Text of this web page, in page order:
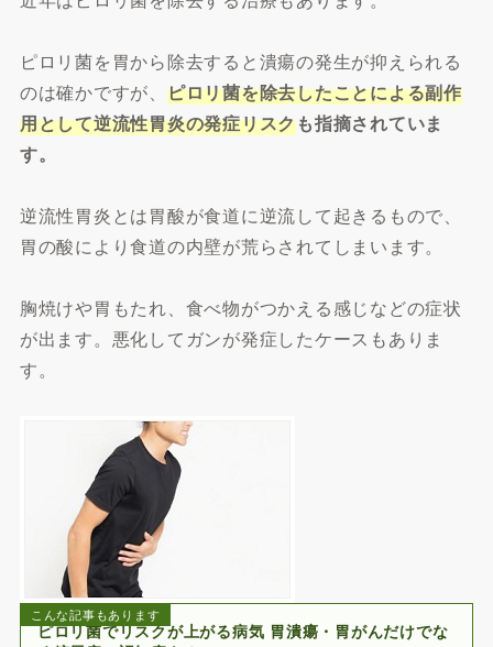
ピロリ菌を胃から除去すると潰瘍の発生が抑えられる
のは確かですが、 ピロリ菌を除去したことによる副作
用として逆流性胃炎の発症リスクも指摘されていま
す。
逆流性胃炎とは胃酸が食道に逆流して起きるもので、
胃の酸により食道の内壁が荒らされてしまいます。
胸焼けや胃もたれ、食べ物がつかえる感じなどの症状
が出ます。悪化してガンが発症したケースもありま
す。
こんな記事もあります
ピロリ菌でリスクが上がる病気 胃潰瘍・胃がんだけでな